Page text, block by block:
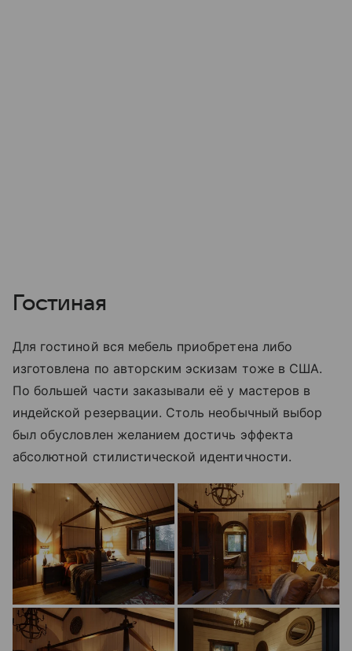
Гостиная
Для гостиной вся мебель приобретена либо
изготовлена по авторским эскизам тоже в США.
По большей части заказывали её у мастеров в
индейской резервации. Столь необычный выбор
был обусловлен желанием достичь эффекта
абсолютной стилистической идентичности.